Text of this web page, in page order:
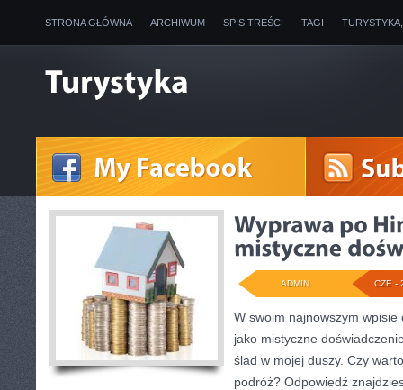
STRONA GŁÓWNA ARCHIWUM SPIS TREŚCI TAGI
CZE -
ADMIN
W swoim najnowszym
jako mistyczne
ślad w mojej duszy. Czy
podróż? Odpowiedź